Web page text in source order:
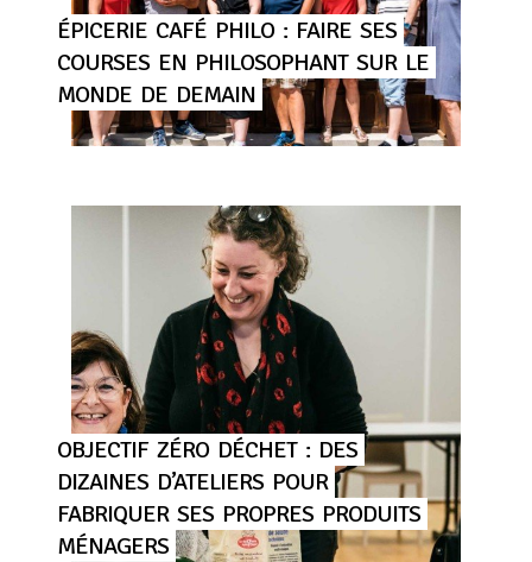
ÉPICERIE CAFÉ PHILO : FAIRE SES
COURSES EN PHILOSOPHANT SUR LE
MONDE DE DEMAIN
OBJECTIF ZÉRO DÉCHET : DES
DIZAINES D’ATELIERS POUR
FABRIQUER SES PROPRES PRODUITS
MÉNAGERS